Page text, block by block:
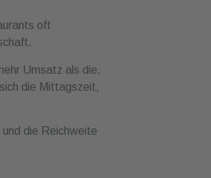
oft
Umsatz als die,
die Mittagszeit,
die Reichweite